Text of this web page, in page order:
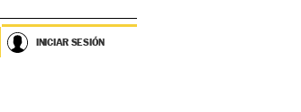
INICIAR SESIÓN